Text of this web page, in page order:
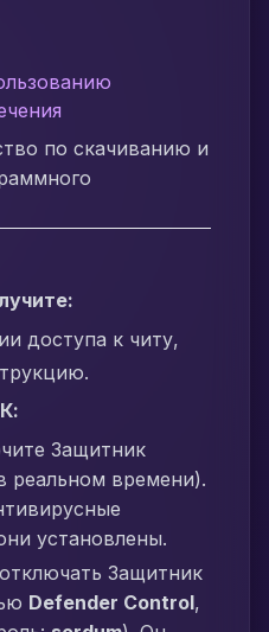
по скачиванию и
доступа к читу,
Защитник
реальном времени).
установлены.
Защитник
Defender Control,